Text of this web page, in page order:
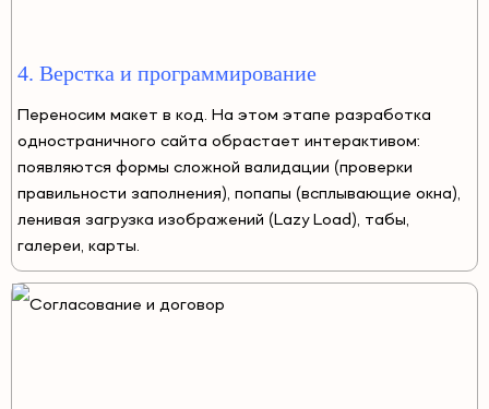
4. Верстка и программирование
Переносим макет в код. На этом этапе разработка
одностраничного сайта обрастает интерактивом:
появляются формы сложной валидации (проверки
правильности заполнения), попапы (всплывающие окна),
ленивая загрузка изображений (Lazy Load), табы,
галереи, карты.